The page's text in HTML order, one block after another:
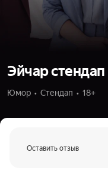
Эйчар стендап
Юмор  •  Стендап  •  18+
Оставить отзыв